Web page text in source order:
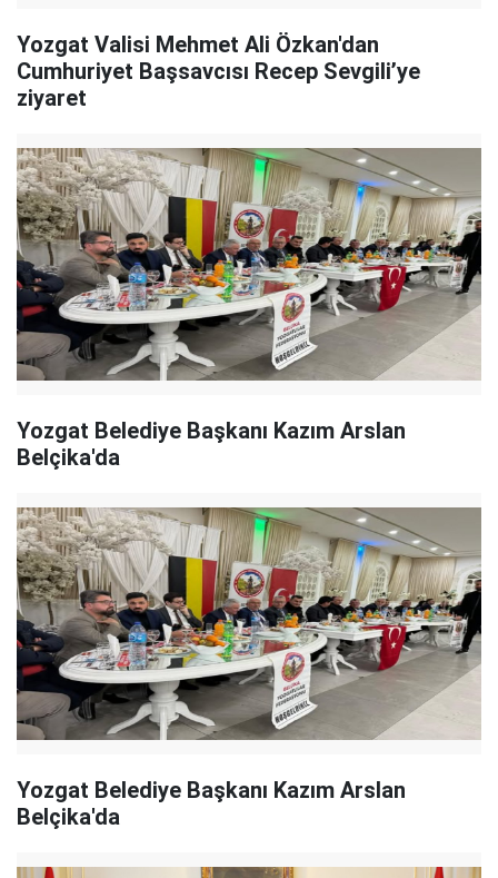
Yozgat Valisi Mehmet Ali Özkan'dan
Cumhuriyet Başsavcısı Recep Sevgili’ye
ziyaret
Yozgat Belediye Başkanı Kazım Arslan
Belçika'da
Yozgat Belediye Başkanı Kazım Arslan
Belçika'da